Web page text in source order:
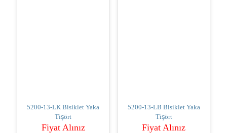
5200-13-LK Bisiklet Yaka
Tişört
Fiyat Alınız
5200-13-LB Bisiklet Yaka
Tişört
Fiyat Alınız